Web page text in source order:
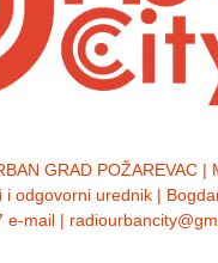
GRAD POŽAREVAC |
i odgovorni urednik |
e-mail |